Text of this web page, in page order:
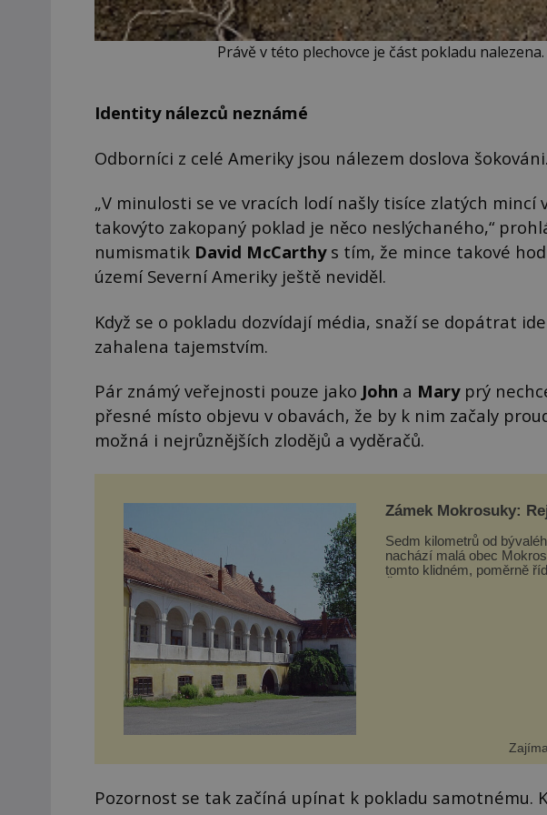
Právě v této plechovce je část pokladu
Identity nálezců neznámé
Odborníci z celé Ameriky jsou nálezem doslova šokováni.
„V minulosti se ve vracích lodí našly tisíce zlatých mincí
takovýto zakopaný poklad je něco neslýchaného,“
numismatik David McCarthys tím, že mince takové
území Severní Ameriky ještě neviděl.
Když se o pokladu dozvídají média, snaží se dopátrat
zahalena tajemstvím.
Pár známý veřejnosti pouze jako John a Maryprý
přesné místo objevu v obavách, že by k nim začaly
možná i nejrůznějších zlodějů a vyděračů.
Zámek Mokrosuky:
Sedm kilometrů od
nachází malá obec
tomto klidném, poměrně
Pozornost se tak začíná upínat k pokladu samotnému.